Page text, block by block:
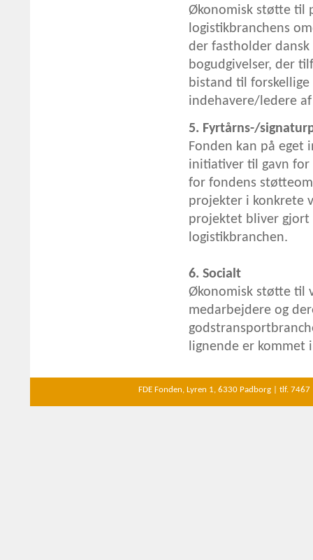
Økonomisk støtte til
logistikbranchens
der fastholder
bogudgivelser, der
bistand til
indehavere/ledere
5. Fyrtårns-/
Fonden kan på
initiativer til gavn for
for fondens
projekter i konkrete
projektet bliver gjort
logistikbranchen.
6. Socialt
Økonomisk støtte til
medarbejdere og
lignende er
FDE Fonden, Lyren 1, 6330 Padborg | tlf.